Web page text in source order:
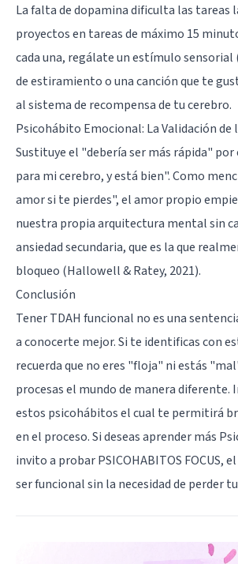
La falta de dopamina dificulta las tareas
proyectos en tareas de máximo 15
cada una, regálate un estímulo
de estiramiento o una canción que te
al sistema de recompensa de tu cerebro.
Psicohábito Emocional: La Validación de
Sustituye el "debería ser más rápida"
para mi cerebro, y está bien". Como
amor si te pierdes", el amor propio
nuestra propia arquitectura mental sin
ansiedad secundaria, que es la que
bloqueo (Hallowell & Ratey, 2021).
Conclusión
Tener TDAH funcional no es una
a conocerte mejor. Si te identificas con
recuerda que no eres "floja" ni estás
procesas el mundo de manera
estos psicohábitos el cual te permitirá
en el proceso. Si deseas aprender más
invito a probar PSICOHABITOS FOCUS,
ser funcional sin la necesidad de perder